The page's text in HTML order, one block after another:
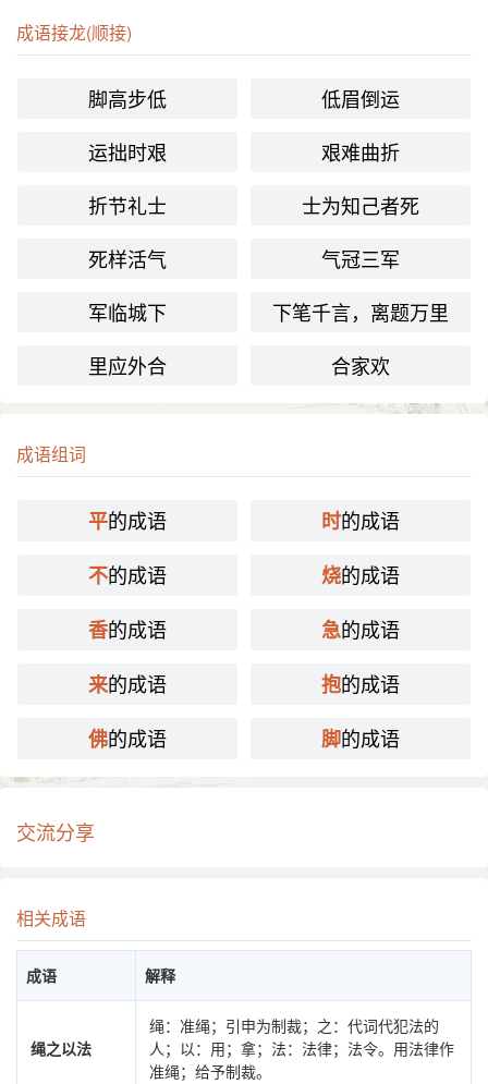
成语接龙(顺接)
脚高步低
低眉倒运
运拙时艰
艰难曲折
折节礼士
士为知己者死
死样活气
气冠三军
军临城下
下笔千言，离题万里
里应外合
合家欢
成语组词
平的成语 时的成语
不的成语 烧的成语
香的成语 急的成语
来的成语 抱的成语
佛的成语 脚的成语
交流分享
相关成语
成语 解释
绳之以法
绳：准绳；引申为制裁；之：代词代犯法的
人；以：用；拿；法：法律；法令。用法律作
准绳；给予制裁。